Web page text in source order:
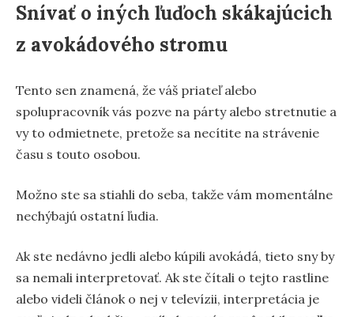
Snívať o iných ľuďoch skákajúcich
z avokádového stromu
Tento sen znamená, že váš priateľ alebo
spolupracovník vás pozve na párty alebo stretnutie a
vy to odmietnete, pretože sa necítite na strávenie
času s touto osobou.
Možno ste sa stiahli do seba, takže vám momentálne
nechýbajú ostatní ľudia.
Ak ste nedávno jedli alebo kúpili avokádá, tieto sny by
sa nemali interpretovať. Ak ste čítali o tejto rastline
alebo videli článok o nej v televízii, interpretácia je